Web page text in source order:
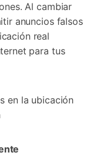
Al cambiar
anuncios falsos
real
para tus
en la ubicación